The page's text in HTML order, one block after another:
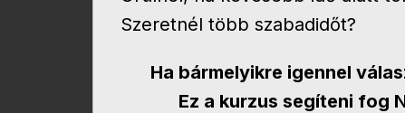
Szeretnél több szabadidőt?
Ha bármelyikre igennel
Ez a kurzus segíteni fog